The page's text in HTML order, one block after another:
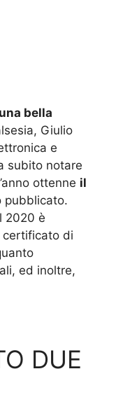
una bella
Giulio
e
subito notare
ottenne il
pubblicato.
2020 è
certificato di
ed inoltre,
DUE